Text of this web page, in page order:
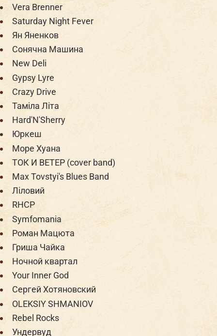
Vera Brenner
Saturday Night Fever
Ян Яненков
Сонячна Машина
New Deli
Gypsy Lyre
Crazy Drive
Таміла Літа
Hard'N'Sherry
Юркеш
Море Хуана
ТОК И ВЕТЕР (cover band)
Max Tovstyi's Blues Band
Ліловий
RHCP
Symfomania
Роман Мацюта
Гриша Чайка
Ночной квартал
Your Inner God
Сергей Хотяновский
OLEKSIY SHMANIOV
Rebel Rocks
Ундервуд